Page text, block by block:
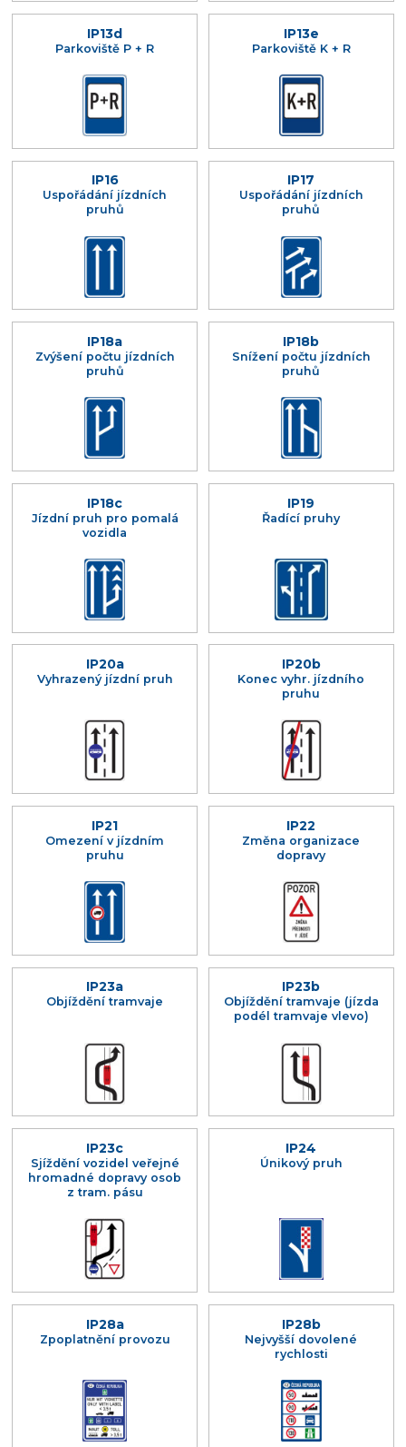
IP13d
Parkoviště P + R
IP13e
Parkoviště K + R
IP16
Uspořádání jízdních
pruhů
IP17
Uspořádání jízdních
pruhů
IP18a
Zvýšení počtu jízdních
pruhů
IP18b
Snížení počtu jízdních
pruhů
IP18c
Jízdní pruh pro pomalá
vozidla
IP19
Řadící pruhy
IP20a
Vyhrazený jízdní pruh
IP20b
Konec vyhr. jízdního
pruhu
IP21
Omezení v jízdním
pruhu
IP22
Změna organizace
dopravy
IP23a
Objíždění tramvaje
IP23b
Objíždění tramvaje (jízda
podél tramvaje vlevo)
IP23c
Sjíždění vozidel veřejné
hromadné dopravy osob
z tram. pásu
IP24
Únikový pruh
IP28a
Zpoplatnění provozu
IP28b
Nejvyšší dovolené
rychlosti